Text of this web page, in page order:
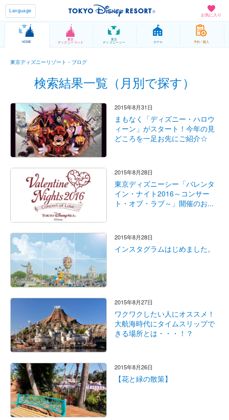
お気に入り
Language
HOME
東京
ディズニーランド
東京
ディズニーシー ホテル 予約 / 購入
東京ディズニーリゾート・ブログ
検索結果一覧（月別で探す）
2015年8月31日
まもなく「ディズニー・ハロウ
ィーン」がスタート！今年の見
どころを一足お先にご紹介☆
2015年8月28日
東京ディズニーシー「バレンタ
イン・ナイト2016～コンサー
ト・オブ・ラブ～」開催のお...
2015年8月28日
インスタグラムはじめました。
2015年8月27日
ワクワクしたい人にオススメ！
大航海時代にタイムスリップで
きる場所とは・・・！？
2015年8月26日
【花と緑の散策】